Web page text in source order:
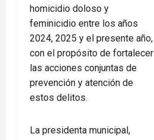
homicidio doloso y
feminicidio entre los años
2024, 2025 y el presente año,
con el propósito de fortalecer
las acciones conjuntas de
prevención y atención de
estos delitos.
La presidenta municipal,